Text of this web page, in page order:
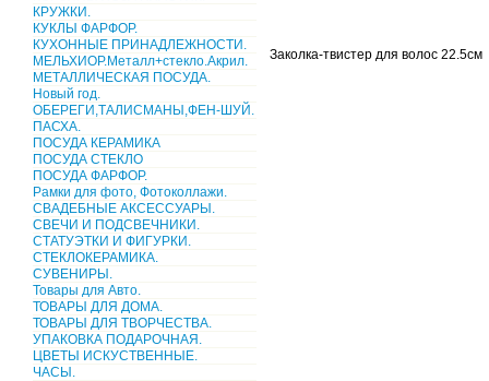
КРУЖКИ.
КУКЛЫ ФАРФОР.
КУХОННЫЕ ПРИНАДЛЕЖНОСТИ.
МЕЛЬХИОР.Металл+стекло.Акрил.
МЕТАЛЛИЧЕСКАЯ ПОСУДА.
Новый год.
ОБЕРЕГИ,ТАЛИСМАНЫ,ФЕН-ШУЙ.
ПАСХА.
ПОСУДА КЕРАМИКА
ПОСУДА СТЕКЛО
ПОСУДА ФАРФОР.
Рамки для фото, Фотоколлажи.
СВАДЕБНЫЕ АКСЕССУАРЫ.
СВЕЧИ И ПОДСВЕЧНИКИ.
СТАТУЭТКИ И ФИГУРКИ.
СТЕКЛОКЕРАМИКА.
СУВЕНИРЫ.
Товары для Авто.
ТОВАРЫ ДЛЯ ДОМА.
ТОВАРЫ ДЛЯ ТВОРЧЕСТВА.
УПАКОВКА ПОДАРОЧНАЯ.
ЦВЕТЫ ИСКУСТВЕННЫЕ.
ЧАСЫ.
Заколка-твистер для волос 22.5см